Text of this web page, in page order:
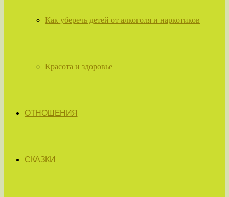
Как уберечь детей от алкоголя и наркотиков
Красота и здоровье
ОТНОШЕНИЯ
СКАЗКИ